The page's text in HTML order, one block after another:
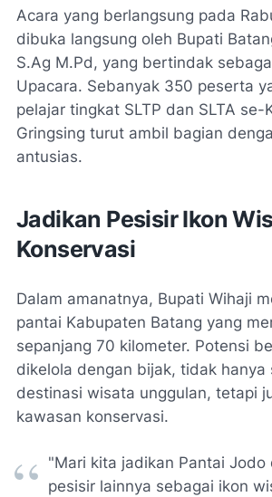
Acara yang berlangsung pada
dibuka langsung oleh Bupati
S.Ag M.Pd, yang bertindak
Upacara. Sebanyak 350 peserta
pelajar tingkat SLTP dan SLTA se-
Gringsing turut ambil bagian
antusias.
Jadikan Pesisir Ikon
Konservasi
Dalam amanatnya, Bupati Wihaji
pantai Kabupaten Batang yang
sepanjang 70 kilometer. Potensi
dikelola dengan bijak, tidak hanya
destinasi wisata unggulan, tetapi
kawasan konservasi.
"Mari kita jadikan Pantai Jodo
pesisir lainnya sebagai ikon